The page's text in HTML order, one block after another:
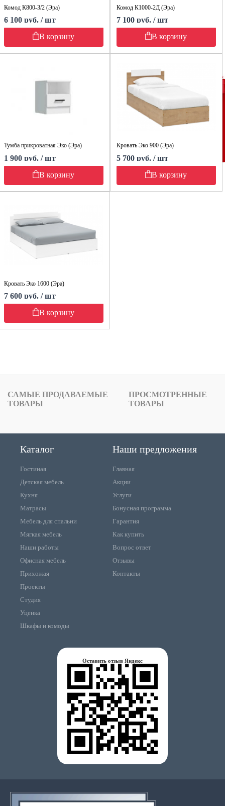
Комод К800-3/2 (Эра)
6 100 руб. / шт
В корзину
Комод К1000-2Д (Эра)
7 100 руб. / шт
В корзину
Тумба прикроватная Эко (Эра)
1 900 руб. / шт
В корзину
Кровать Эко 900 (Эра)
5 700 руб. / шт
В корзину
Кровать Эко 1600 (Эра)
7 600 руб. / шт
В корзину
САМЫЕ ПРОДАВАЕМЫЕ
ТОВАРЫ
ПРОСМОТРЕННЫЕ
ТОВАРЫ
Каталог
Гостиная
Детская мебель
Кухня
Матрасы
Мебель для спальни
Мягкая мебель
Наши работы
Офисная мебель
Прихожая
Проекты
Студия
Уценка
Шкафы и комоды
Наши предложения
Главная
Акции
Услуги
Бонусная программа
Гарантия
Как купить
Вопрос ответ
Отзывы
Контакты
Оставить отзыв Яндекс